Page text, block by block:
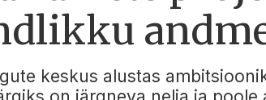
keskus alustas